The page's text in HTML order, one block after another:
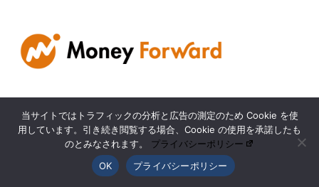
当サイトではトラフィックの分析と広告の測定のため Cookie を使
用しています。引き続き閲覧する場合、Cookie の使用を承諾したも
のとみなされます。 プライバシーポリシー
OK
プライバシーポリシー